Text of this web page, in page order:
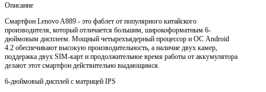
Описание
Смартфон Lenovo A889 - это фаблет от популярного китайского
производителя, который отличается большим, широкоформатным 6-
дюймовым дисплеем. Мощный четырехъядерный процессор и ОС Android
4.2 обеспечивают высокую производительность, а наличие двух камер,
поддержка двух SIM-карт и продолжительное время работы от аккумулятора
делают этот смартфон действительно выдающимся.
6-дюймовый дисплей с матрицей IPS